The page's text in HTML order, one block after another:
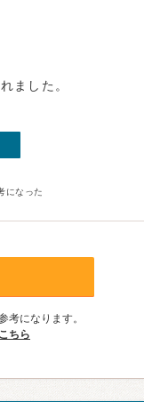
ました。
になった
考になります。
ちら